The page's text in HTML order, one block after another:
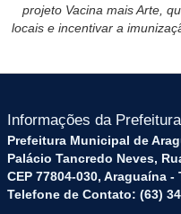
projeto Vacina mais Arte,
locais e incentivar a
Informações da Prefeitura
Prefeitura Municipal de
Palácio Tancredo Neves,
CEP 77804-030, Araguaína -
Telefone de Contato: (63)